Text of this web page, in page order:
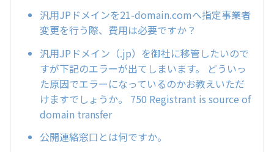
汎用JPドメインを21-domain.comへ指定事業者
変更を行う際、費用は必要ですか？
汎用JPドメイン（.jp）を御社に移管したいので
すが下記のエラーが出てしまいます。 どういっ
た原因でエラーになっているのかお教えいただ
けますでしょうか。 750 Registrant is source of
domain transfer
公開連絡窓口とは何ですか。